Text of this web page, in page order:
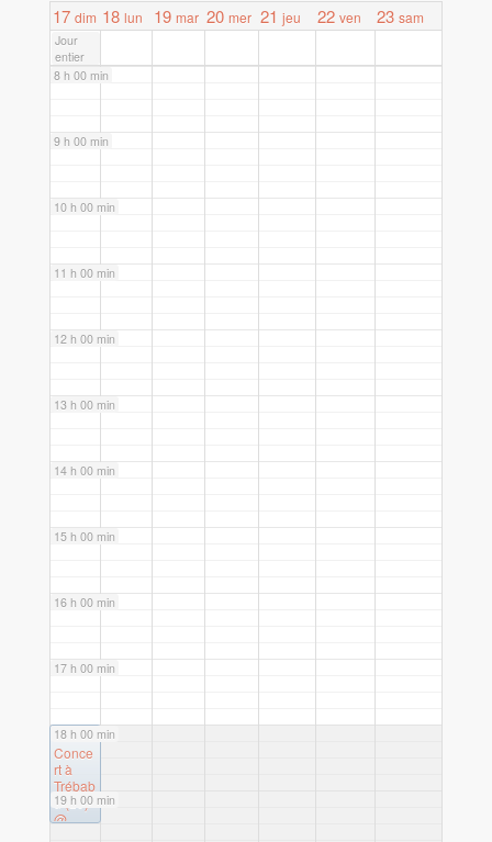
17 dim 18 lun 19 mar 20 mer 21 jeu 22 ven 23 sam
Jour
entier
7 h 00 min
8 h 00 min
9 h 00 min
10 h 00 min
11 h 00 min
12 h 00 min
13 h 00 min
14 h 00 min
15 h 00 min
16 h 00 min
17 h 00 min
18 h 00 min
19 h 00 min
18 h 00 min
Conce
rt à
Trébab
u (29)
@